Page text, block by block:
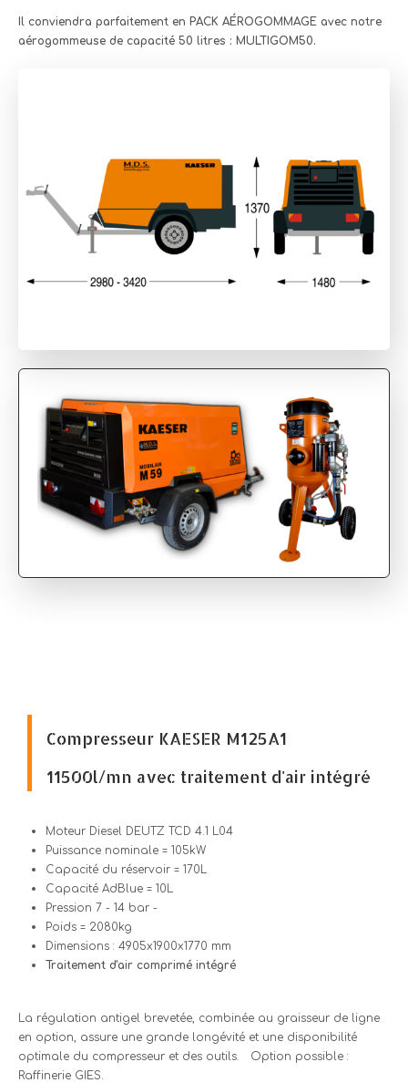
Il conviendra parfaitement en PACK AÉROGOMMAGE avec notre
aérogommeuse de capacité 50 litres : MULTIGOM50.
Compresseur KAESER M125A1
11500l/mn avec traitement d'air intégré
Moteur Diesel DEUTZ TCD 4.1 L04
Puissance nominale = 105kW
Capacité du réservoir = 170L
Capacité AdBlue = 10L
Pression 7 - 14 bar -
Poids = 2080kg
Dimensions : 4905x1900x1770 mm
Traitement d'air comprimé intégré
La régulation antigel brevetée, combinée au graisseur de ligne
en option, assure une grande longévité et une disponibilité
optimale du compresseur et des outils. Option possible :
Raffinerie GIES.